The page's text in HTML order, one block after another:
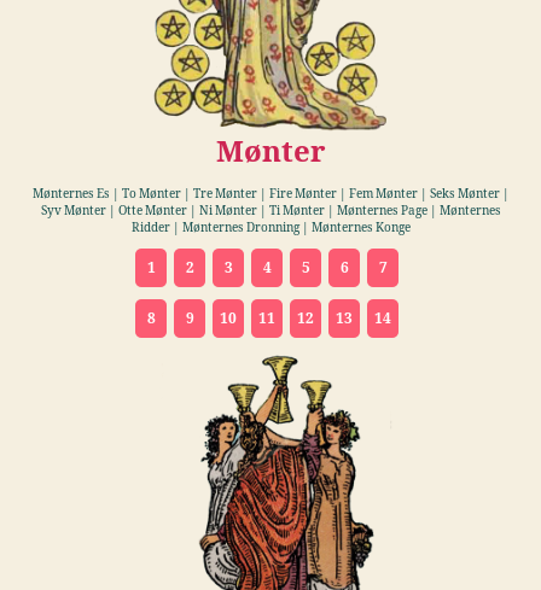
Mønter
Mønternes Es | To Mønter | Tre Mønter | Fire Mønter | Fem Mønter | Seks Mønter |
Syv Mønter | Otte Mønter | Ni Mønter | Ti Mønter | Mønternes Page | Mønternes
Ridder | Mønternes Dronning | Mønternes Konge
1 2 3 4 5 6 7
8 9 10 11 12 13 14